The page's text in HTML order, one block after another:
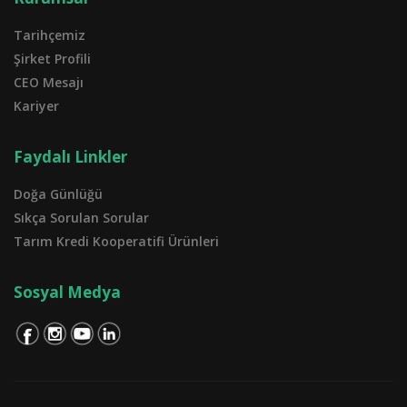
Tarihçemiz
Şirket Profili
CEO Mesajı
Kariyer
Faydalı Linkler
Doğa Günlüğü
Sıkça Sorulan Sorular
Tarım Kredi Kooperatifi Ürünleri
Sosyal Medya